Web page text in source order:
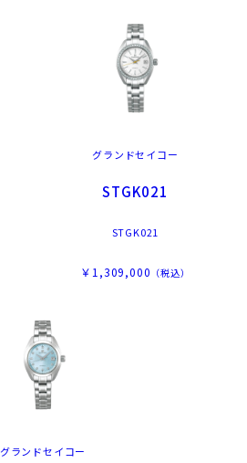
グランドセイコー
STGK021
STGK021
￥1,309,000 （税込）
グランドセイコー